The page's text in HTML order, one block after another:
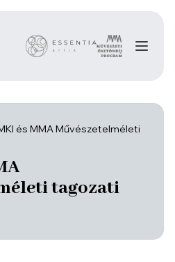
és MMA Művészetelméleti
tagozati